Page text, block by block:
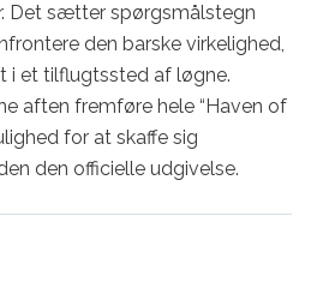
Det sætter spørgsmålstegn
den barske virkelighed,
i et tilflugtssted af løgne.
aften fremføre hele “Haven of
for at skaffe sig
den officielle udgivelse.